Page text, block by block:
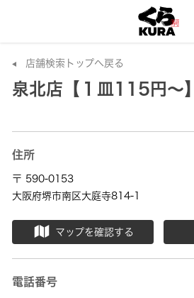
店舗検索トップへ戻る
泉北店【１皿115円～】
住所
〒 590-0153
大阪府堺市南区大庭寺814-1
マップを確認する
電話番号